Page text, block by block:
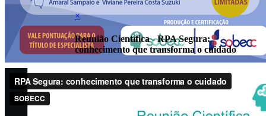
×
Reunião Científica - RPA Segura:
conhecimento que transforma o cuidado